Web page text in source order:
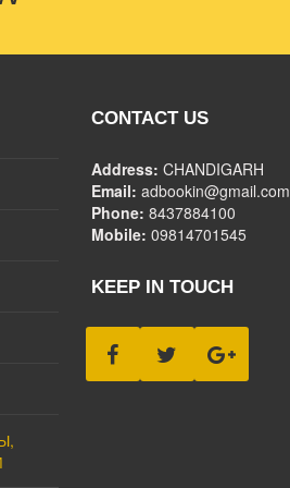
CONTACT US
Address: CHANDIGARH
Email: adbookin@gmail.com
Phone: 8437884100
Mobile: 09814701545
KEEP IN TOUCH